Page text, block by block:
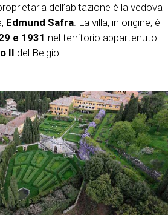
dell’abitazione è la vedova
Edmund Safra. La villa, in origine, è
e 1931 nel territorio appartenuto
II del Belgio.